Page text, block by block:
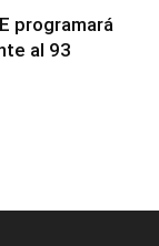
programará
al 93